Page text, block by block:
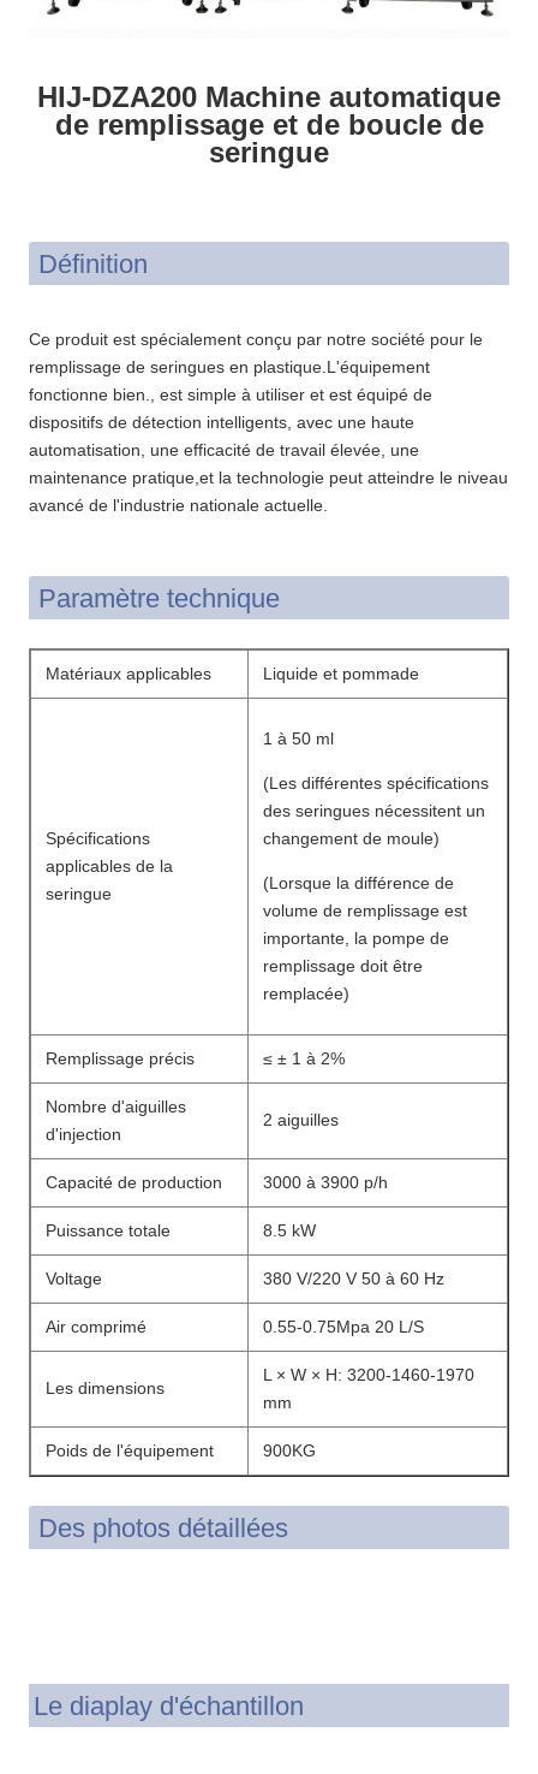
HIJ-DZA200 Machine automatique
de remplissage et de boucle de
seringue
Définition
Ce produit est spécialement conçu par notre société pour le
remplissage de seringues en plastique.L'équipement
fonctionne bien., est simple à utiliser et est équipé de
dispositifs de détection intelligents, avec une haute
automatisation, une efficacité de travail élevée, une
maintenance pratique,et la technologie peut atteindre le niveau
avancé de l'industrie nationale actuelle.
Paramètre technique
Matériaux applicables Liquide et pommade
Spécifications
applicables de la
seringue
1 à 50 ml
(Les différentes spécifications
des seringues nécessitent un
changement de moule)
(Lorsque la différence de
volume de remplissage est
importante, la pompe de
remplissage doit être
remplacée)
Remplissage précis ≤ ± 1 à 2%
Nombre d'aiguilles
d'injection
2 aiguilles
Capacité de production 3000 à 3900 p/h
Puissance totale 8.5 kW
Voltage 380 V/220 V 50 à 60 Hz
Air comprimé 0.55-0.75Mpa 20 L/S
Les dimensions
L × W × H: 3200-1460-1970
mm
Poids de l'équipement 900KG
Des photos détaillées
Le diaplay d'échantillon